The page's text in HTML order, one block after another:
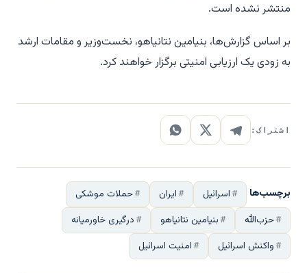
منتشر نشده است.
بر اساس گزارش‌ها، بنیامین نتانیاهو، نخست‌وزیر و مقامات ارشد
به زودی یک ارزیابی امنیتی برگزار خواهند کرد.
اشتراک:
برچسب‌ها اسرائیل ایران
حملات موشکی
حزب‌الله
بنیامین نتانیاهو
درگیری خاورمیانه
واکنش اسرائیل
امنیت اسرائیل